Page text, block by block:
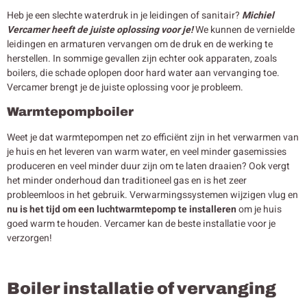
Heb je een slechte waterdruk in je leidingen of sanitair? Michiel
Vercamer heeft de juiste oplossing voor je!We kunnen de vernielde
leidingen en armaturen vervangen om de druk en de werking te
herstellen. In sommige gevallen zijn echter ook apparaten, zoals
boilers, die schade oplopen door hard water aan vervanging toe.
Vercamer brengt je de juiste oplossing voor je probleem.
Warmtepompboiler
Weet je dat warmtepompen net zo efficiënt zijn in het verwarmen van
je huis en het leveren van warm water, en veel minder gasemissies
produceren en veel minder duur zijn om te laten draaien? Ook vergt
het minder onderhoud dan traditioneel gas en is het zeer
probleemloos in het gebruik. Verwarmingssystemen wijzigen vlug en
nu is het tijd om een luchtwarmtepomp te installerenom je huis
goed warm te houden. Vercamer kan de beste installatie voor je
verzorgen!
Boiler installatie of vervanging